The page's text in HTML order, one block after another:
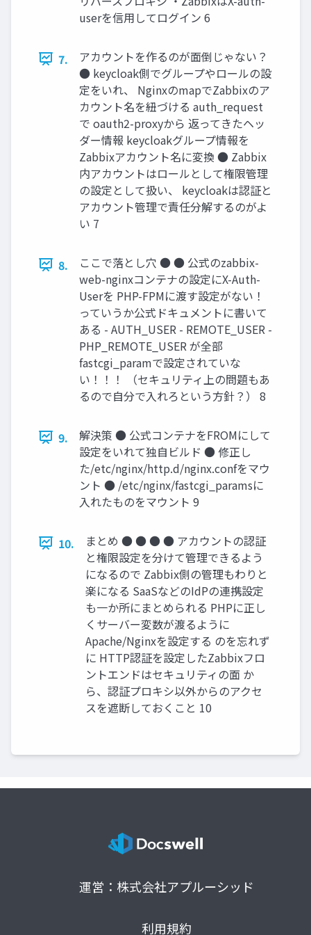
userを信用してログイン 6
7.
アカウントを作るのが面倒じゃない？
● keycloak側でグループやロールの設
定をいれ、 NginxのmapでZabbixのア
カウント名を紐づける auth_request
で oauth2-proxyから 返ってきたヘッ
ダー情報 keycloakグループ情報を
Zabbixアカウント名に変換 ● Zabbix
内アカウントはロールとして権限管理
の設定として扱い、 keycloakは認証と
アカウント管理で責任分解するのがよ
い 7
8.
ここで落とし穴 ● ● 公式のzabbix-
web-nginxコンテナの設定にX-Auth-
Userを PHP-FPMに渡す設定がない！
っていうか公式ドキュメントに書いて
ある - AUTH_USER - REMOTE_USER -
PHP_REMOTE_USER が全部
fastcgi_paramで設定されていな
い！！！ （セキュリティ上の問題もあ
るので自分で入れろという方針？） 8
9.
解決策 ● 公式コンテナをFROMにして
設定をいれて独自ビルド ● 修正し
た/etc/nginx/http.d/nginx.confをマウ
ント ● /etc/nginx/fastcgi_paramsに
入れたものをマウント 9
10.
まとめ ● ● ● ● アカウントの認証
と権限設定を分けて管理できるよう
になるので Zabbix側の管理もわりと
楽になる SaaSなどのIdPの連携設定
も一か所にまとめられる PHPに正し
くサーバー変数が渡るように
Apache/Nginxを設定する のを忘れず
に HTTP認証を設定したZabbixフロ
ントエンドはセキュリティの面 か
ら、認証プロキシ以外からのアクセ
スを遮断しておくこと 10
運営：株式会社アプルーシッド
利用規約